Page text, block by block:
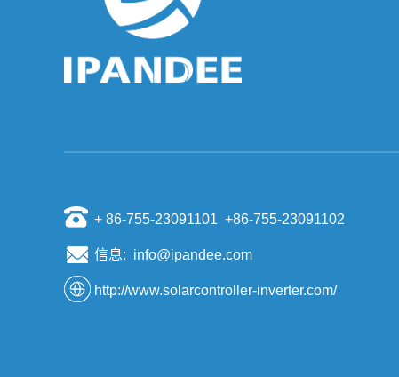
逆变器又称电源调整器，根据逆变器在光伏发电系
统中的用途可分为独立型电源用和并网用二种。根
器、...
能电...
厂商和逆变器厂商带来了拓展新事务、改动原有事
国储...
如何建造光伏电站
1.什么样的屋顶适合于安装光伏发电厂？ 最适合安
+ 86-755-23091101 +86-755-23091102
信息: info@ipandee.com
http://www.solarcontroller-inverter.com/